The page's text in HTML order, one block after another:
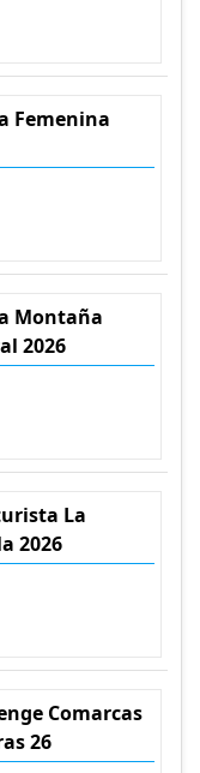
Femenina
Montaña
2026
La
2026
Comarcas
26